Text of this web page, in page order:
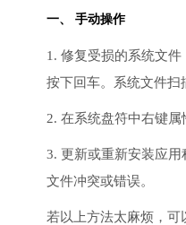
一、 手动操作
1. 修复受损的系统文
按下回车。系统文件扫
2. 在系统盘符中右键属
3. 更新或重新安装应
文件冲突或错误。
若以上方法太麻烦，可